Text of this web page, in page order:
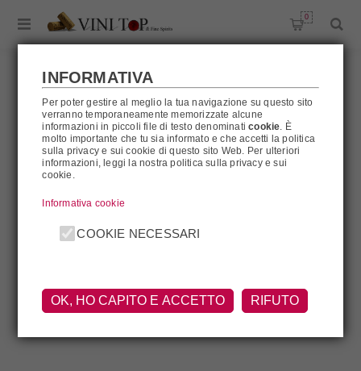
0
GONZALES NOE
INFORMATIVA
Per poter gestire al meglio la tua navigazione su questo sito
verranno temporaneamente memorizzate alcune
informazioni in piccoli file di testo denominaticookie. È
molto importante che tu sia informato e che accetti la politica
sulla privacy e sui cookie di questo sito Web. Per ulteriori
informazioni, leggi la nostra politica sulla privacy e sui
cookie.
Informativa cookie
COOKIE NECESSARI
OK, HO CAPITO E ACCETTO RIFUTO